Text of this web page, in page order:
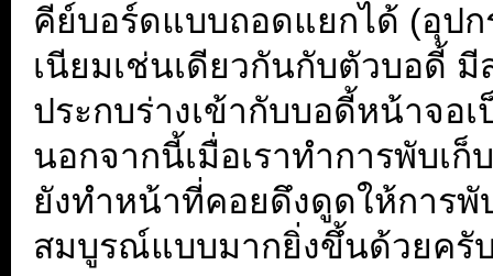
คีย์บอร์ดแบบถอดแยกได้ (อุป
เนียมเช่นเดียวกันกับตัวบอดี้
ประกบร่างเข้ากับบอดี้หน้าจอ
นอกจากนี้เมื่อเราทำการพับเ
ยังทำหน้าที่คอยดึงดูดให้การพั
สมบูรณ์แบบมากยิ่งขึ้นด้วยครั